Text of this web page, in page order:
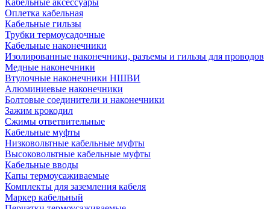
Кабельные аксессуары
Оплетка кабельная
Кабельные гильзы
Трубки термоусадочные
Кабельные наконечники
Изолированные наконечники, разъемы и гильзы для проводов
Медные наконечники
Втулочные наконечники НШВИ
Алюминиевые наконечники
Болтовые соединители и наконечники
Зажим крокодил
Сжимы ответвительные
Кабельные муфты
Низковольтные кабельные муфты
Высоковольтные кабельные муфты
Кабельные вводы
Капы термоусаживаемые
Комплекты для заземления кабеля
Маркер кабельный